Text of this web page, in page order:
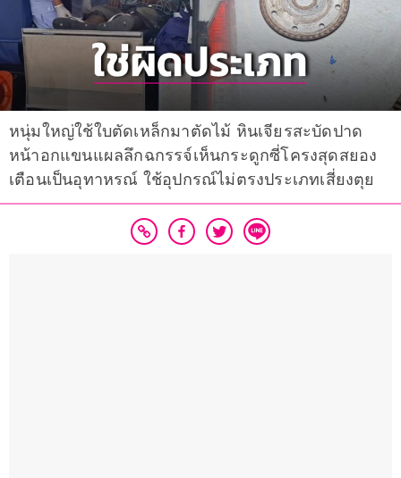
หนุ่มใหญ่ใช้ใบตัดเหล็กมาตัดไม้ หินเจียรสะบัดปาด
หน้าอกแขนแผลลึกฉกรรจ์เห็นกระดูกซี่โครงสุดสยอง
เตือนเป็นอุทาหรณ์ ใช้อุปกรณ์ไม่ตรงประเภทเสี่ยงตุย